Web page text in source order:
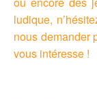
ludique,
nous demander
vous intéresse !